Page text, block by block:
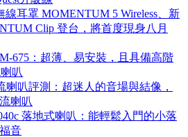
線耳罩 MOMENTUM 5 Wireless、新
Clip 登台，將首度現身八月
675：超薄、易安裝，且具備高階
叭
喇叭評測：超迷人的音場與結像，
喇叭
落地式喇叭：能輕鬆入門的小落
音